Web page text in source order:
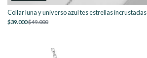
Collar luna y universo azul tes estrellas incrustadas
$39.000$49.000